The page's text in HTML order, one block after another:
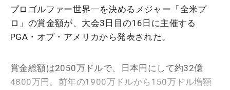
プロゴルファー世界一を決めるメジャー「全米プ
ロ」の賞金額が、大会3日目の16日に主催する
PGA・オブ・アメリカから発表された。
賞金総額は2050万ドルで、日本円にして約32億
4800万円。前年の1900万ドルから150万ドル増額